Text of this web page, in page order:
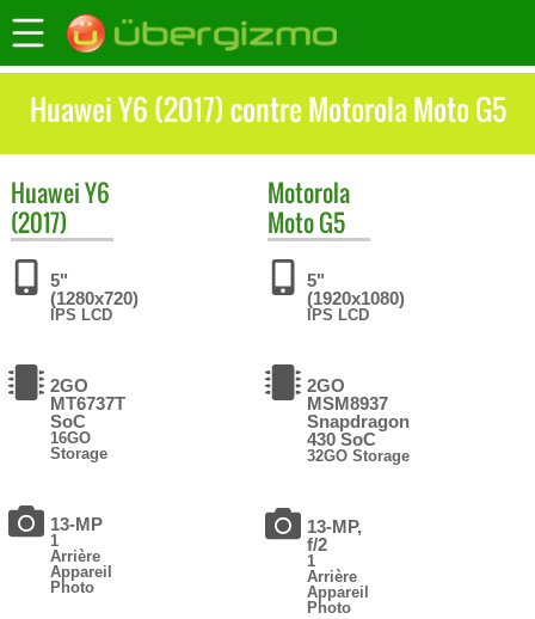
Huawei Y6 (2017) contre Motorola Moto G5
HuaweiY6
(2017)
5"
(1280x720)
IPS LCD
2GO
MT6737T
SoC
16GO
Storage
13-MP
1
Arrière
Appareil
Photo
Motorola
Moto G5
5"
(1920x1080)
IPS LCD
2GO
MSM8937
Snapdragon
430 SoC
32GO Storage
13-MP,
f/2
1
Arrière
Appareil
Photo